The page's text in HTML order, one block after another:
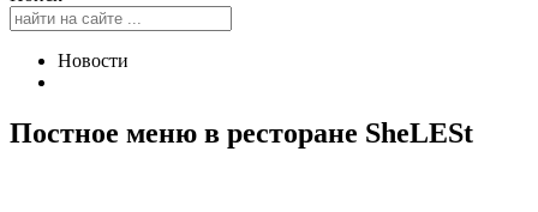
Новости
Постное меню в ресторане SheLESt